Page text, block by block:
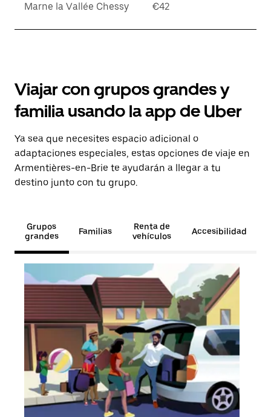
Marne la Vallée Chessy €42
Viajar con grupos grandes y
familia usando la app de Uber
Ya sea que necesites espacio adicional o
adaptaciones especiales, estas opciones de viaje en
Armentières-en-Brie te ayudarán a llegar a tu
destino junto con tu grupo.
Grupos
grandes
Familias
Renta de
vehículos
Accesibilidad